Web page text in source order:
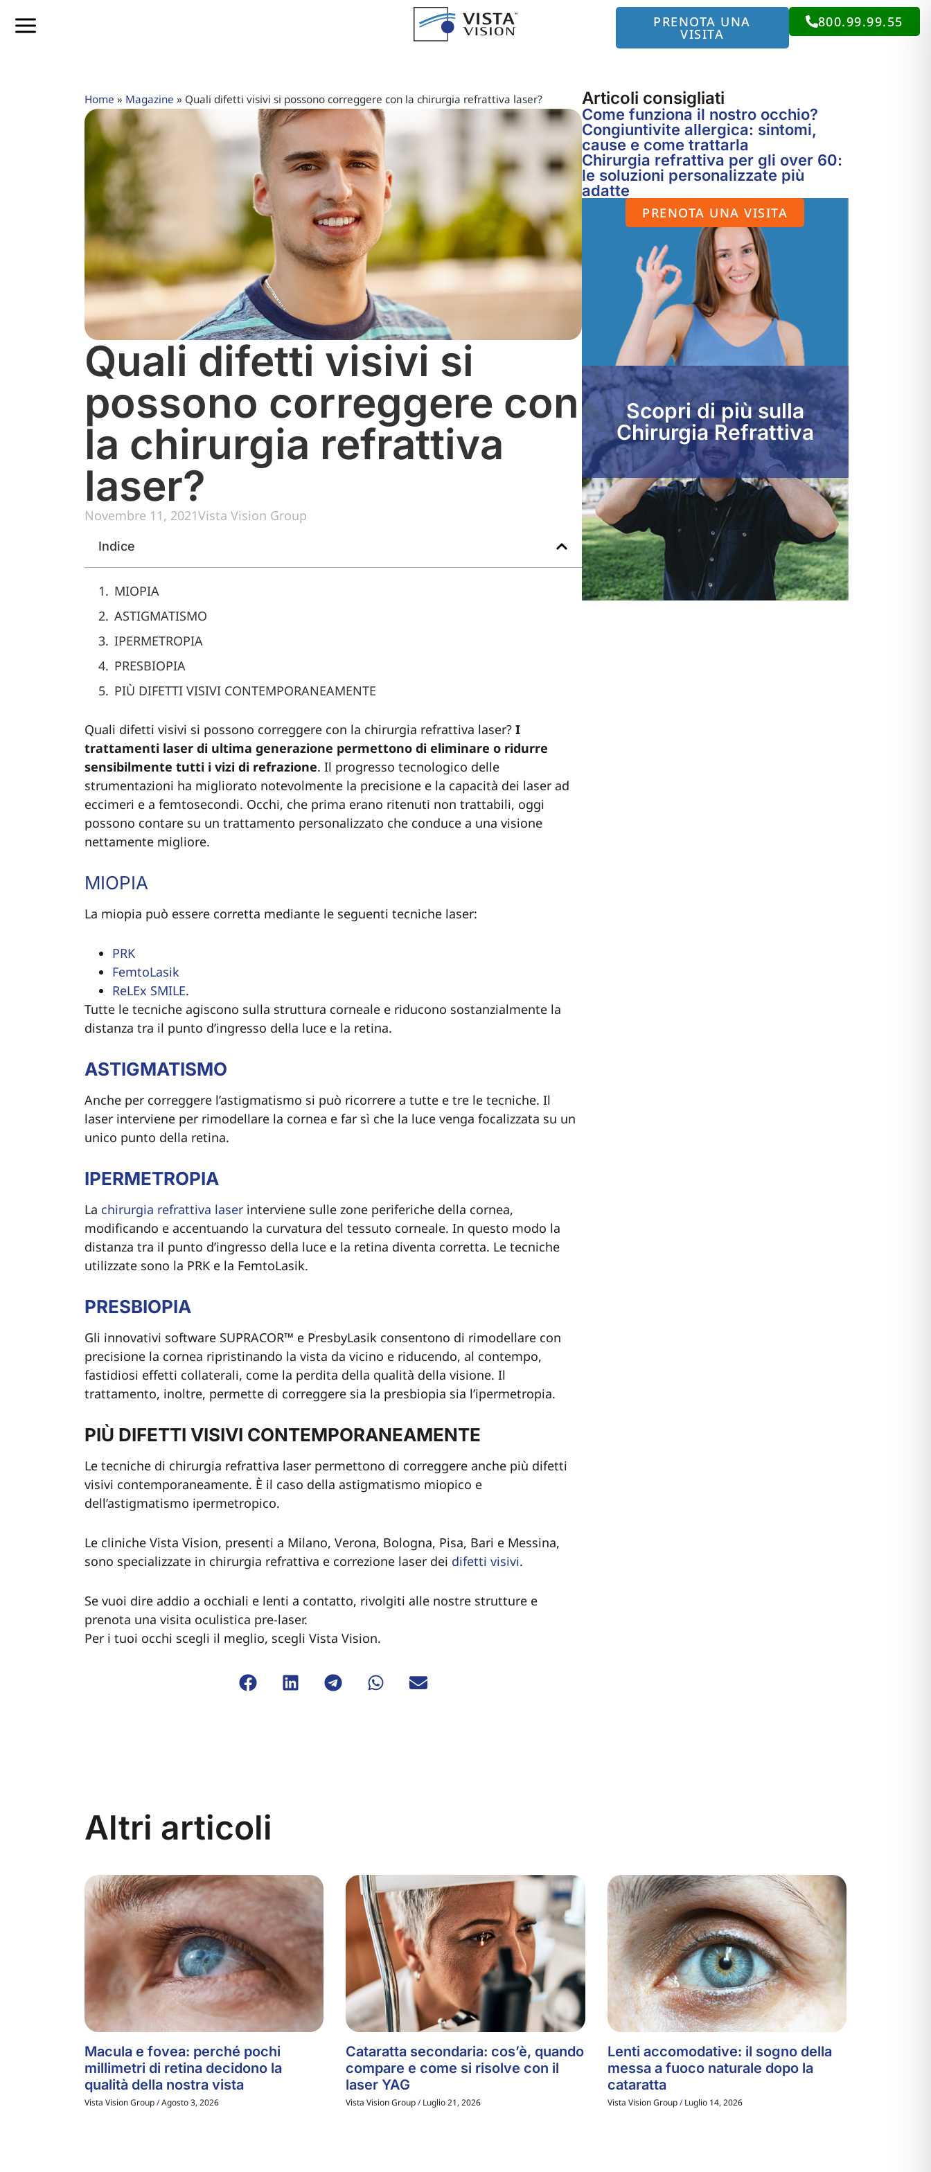
PRENOTA UNA
VISITA
800.99.99.55
Home » Magazine » Quali difetti visivi si possono correggere con la chirurgia refrattiva laser?
Quali difetti visivi si
possono correggere con
la chirurgia refrattiva
laser?
Novembre 11, 2021Vista Vision Group
Indice
MIOPIA
ASTIGMATISMO
IPERMETROPIA
PRESBIOPIA
PIÙ DIFETTI VISIVI CONTEMPORANEAMENTE
Quali difetti visivi si possono correggere con la chirurgia refrattiva laser? I
trattamenti laser di ultima generazione permettono di eliminare o ridurre
sensibilmente tutti i vizi di refrazione. Il progresso tecnologico delle
strumentazioni ha migliorato notevolmente la precisione e la capacità dei laser ad
eccimeri e a femtosecondi. Occhi, che prima erano ritenuti non trattabili, oggi
possono contare su un trattamento personalizzato che conduce a una visione
nettamente migliore.
MIOPIA
La miopia può essere corretta mediante le seguenti tecniche laser:
PRK
FemtoLasik
ReLEx SMILE.
Tutte le tecniche agiscono sulla struttura corneale e riducono sostanzialmente la
distanza tra il punto d’ingresso della luce e la retina.
ASTIGMATISMO
Anche per correggere l’astigmatismo si può ricorrere a tutte e tre le tecniche. Il
laser interviene per rimodellare la cornea e far sì che la luce venga focalizzata su un
unico punto della retina.
IPERMETROPIA
La chirurgia refrattiva laser interviene sulle zone periferiche della cornea,
modificando e accentuando la curvatura del tessuto corneale. In questo modo la
distanza tra il punto d’ingresso della luce e la retina diventa corretta. Le tecniche
utilizzate sono la PRK e la FemtoLasik.
PRESBIOPIA
Gli innovativi software SUPRACOR™ e PresbyLasik consentono di rimodellare con
precisione la cornea ripristinando la vista da vicino e riducendo, al contempo,
fastidiosi effetti collaterali, come la perdita della qualità della visione. Il
trattamento, inoltre, permette di correggere sia la presbiopia sia l’ipermetropia.
PIÙ DIFETTI VISIVI CONTEMPORANEAMENTE
Le tecniche di chirurgia refrattiva laser permettono di correggere anche più difetti
visivi contemporaneamente. È il caso della astigmatismo miopico e
dell’astigmatismo ipermetropico.
Le cliniche Vista Vision, presenti a Milano, Verona, Bologna, Pisa, Bari e Messina,
sono specializzate in chirurgia refrattiva e correzione laser dei difetti visivi.
Se vuoi dire addio a occhiali e lenti a contatto, rivolgiti alle nostre strutture e
prenota una visita oculistica pre-laser.
Per i tuoi occhi scegli il meglio, scegli Vista Vision.
Articoli consigliati
Come funziona il nostro occhio?
Congiuntivite allergica: sintomi,
cause e come trattarla
Chirurgia refrattiva per gli over 60:
le soluzioni personalizzate più
adatte
PRENOTA UNA VISITA
Scopri di più sulla
Chirurgia Refrattiva
Altri articoli
Macula e fovea: perché pochi
millimetri di retina decidono la
qualità della nostra vista
Vista Vision Group Agosto 3, 2026
Cataratta secondaria: cos’è, quando
compare e come si risolve con il
laser YAG
Vista Vision Group Luglio 21, 2026
Lenti accomodative: il sogno della
messa a fuoco naturale dopo la
cataratta
Vista Vision Group Luglio 14, 2026